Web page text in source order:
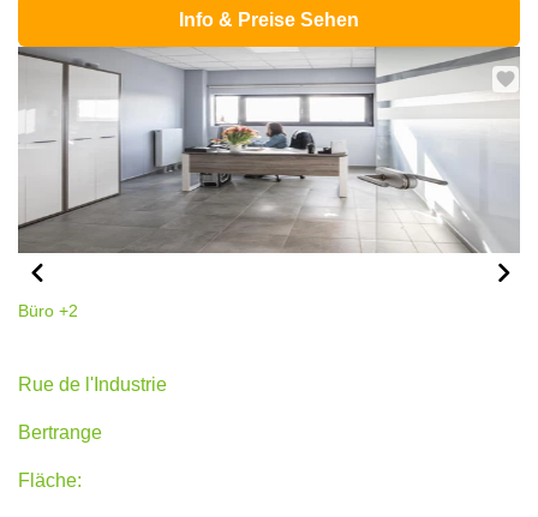
Info & Preise Sehen
Büro +2
Rue de l'Industrie
Bertrange
Fläche: